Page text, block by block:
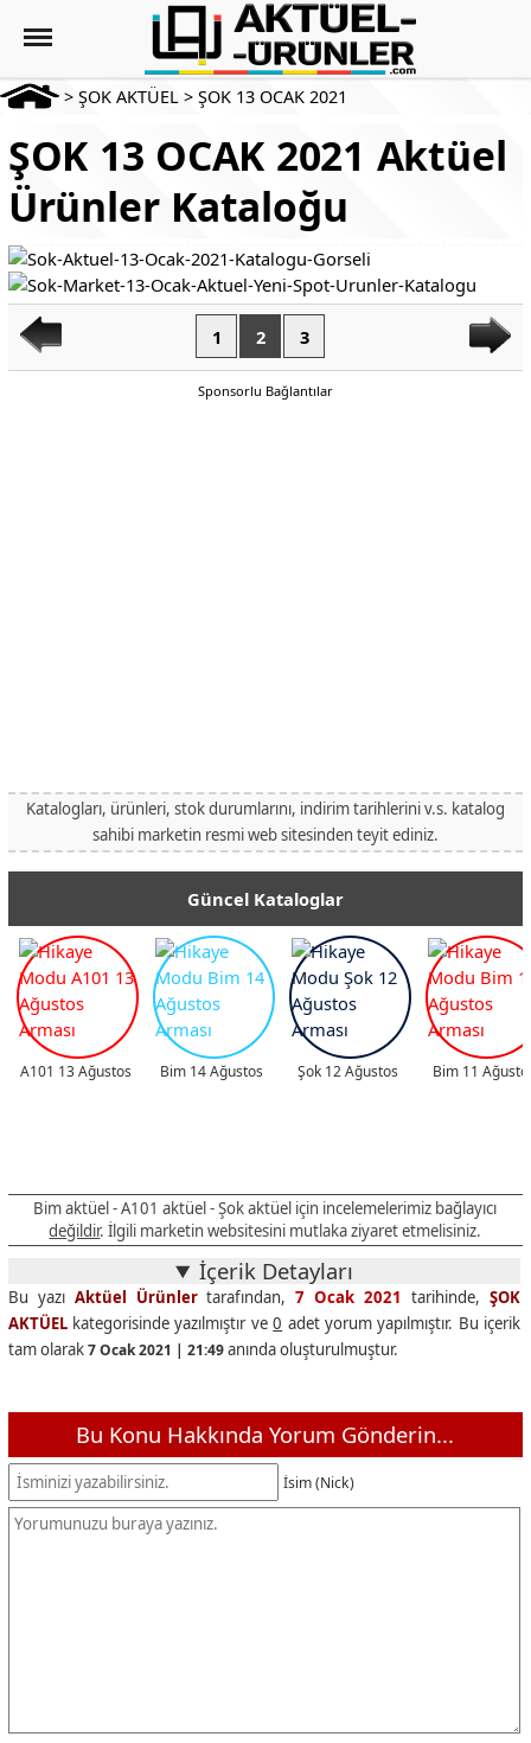
> ŞOK AKTÜEL > ŞOK 13 OCAK 2021
ŞOK 13 OCAK 2021 Aktüel
Ürünler Kataloğu
1 2 3
Sponsorlu Bağlantılar
Katalogları, ürünleri, stok durumlarını, indirim tarihlerini v.s. katalog
sahibi marketin resmi web sitesinden teyit ediniz.
Güncel Kataloglar
A101 13 Ağustos Bim 14 Ağustos Şok 12 Ağustos Bim 11
Bim aktüel - A101 aktüel - Şok aktüel için incelemelerimiz bağlayıcı
değildir. İlgili marketin websitesini mutlaka ziyaret etmelisiniz.
İçerik Detayları
Bu yazı Aktüel Ürünlertarafından,7 Ocak 2021 tarihinde,ŞOK
AKTÜELkategorisinde yazılmıştır ve0 adet yorum yapılmıştır. Bu içerik
tam olarak7 Ocak 2021 | 21:49anında oluşturulmuştur.
Bu Konu Hakkında Yorum Gönderin...
İsim (Nick)